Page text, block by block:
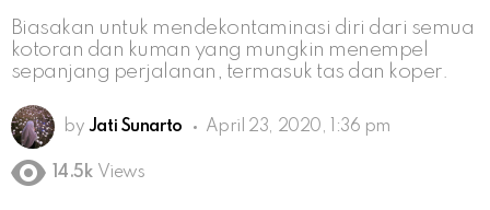
Biasakan untuk mendekontaminasi diri dari semua
kotoran dan kuman yang mungkin menempel
sepanjang perjalanan, termasuk tas dan koper.
by Jati Sunarto April 23, 2020, 1:36 pm
14.5k Views